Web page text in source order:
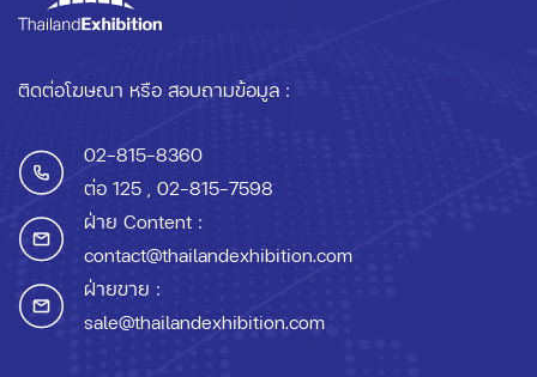
ติดต่อโฆษณา หรือ สอบถามข้อมูล :
02-815-8360
ต่อ 125 , 02-815-7598
ฝ่าย Content :
contact@thailandexhibition.com
ฝ่ายขาย :
sale@thailandexhibition.com